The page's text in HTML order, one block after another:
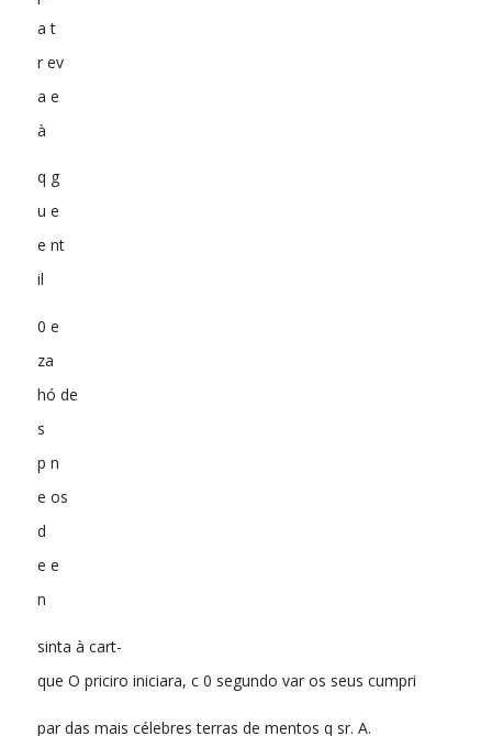
a t
r ev
a e
à
q g
u e
e nt
il
0 e
za
hó de
s
p n
e os
d
e e
n
sinta à cart-
que O priciro iniciara, c 0 segundo var os seus cumpri
par das mais célebres terras de mentos q sr. A.